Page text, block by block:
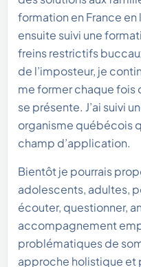
formation en France en
ensuite suivi une
freins restrictifs
de l’imposteur, je
me former chaque fois
se présente. J’ai suivi
organisme québécois
champ d’application.
Bientôt je pourrais
adolescents, adultes,
écouter, questionner,
accompagnement
problématiques de
approche holistique et